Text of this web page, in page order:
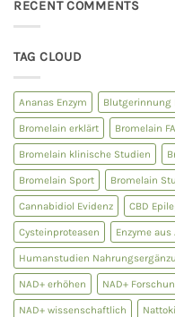
RECENT COMMENTS
TAG CLOUD
Ananas Enzym Blutgerinnung
Bromelain erklärt Bromelain
Bromelain klinische Studien
Bromelain Sport Bromelain
Cannabidiol Evidenz CBD
Cysteinproteasen Enzyme aus
Humanstudien
NAD+ erhöhen NAD+
NAD+ wissenschaftlich